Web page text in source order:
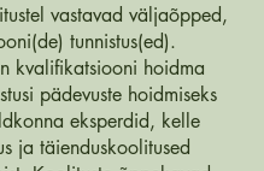
vastavad väljaõpped,
tunnistus(ed).
kvalifikatsiooni hoidma
pädevuste hoidmiseks
eksperdid, kelle
ja täienduskoolitused